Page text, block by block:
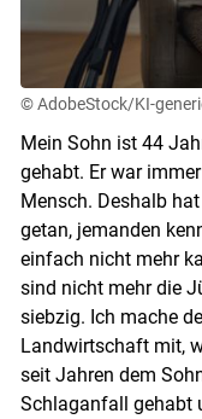
© AdobeStock/KI-
Mein Sohn ist 44
gehabt. Er war
Mensch. Deshalb
getan, jemanden
einfach nicht mehr
sind nicht mehr die
siebzig. Ich mache
Landwirtschaft mit,
seit Jahren dem
Schlaganfall gehabt